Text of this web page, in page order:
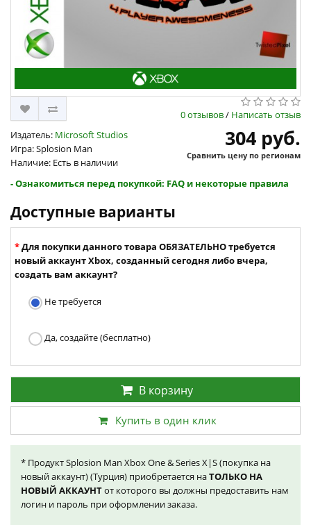
0 отзывов/ Написать отзыв
Издатель: Microsoft Studios
Игра: Splosion Man
Наличие: Есть в наличии
304 руб.
Сравнить цену по регионам
- Ознакомиться перед покупкой: FAQ и некоторые правила
Доступные варианты
Для покупки данного товара ОБЯЗАТЕЛЬНО требуется
новый аккаунт Xbox, созданный сегодня либо вчера,
создать вам аккаунт?
Не требуется
Да, создайте (бесплатно)
В корзину
Купить в один клик
* Продукт Splosion Man Xbox One & Series X|S (покупка на
новый аккаунт) (Турция) приобретается наТОЛЬКО НА
НОВЫЙ АККАУНТот которого вы должны предоставить нам
логин и пароль при оформлении заказа.